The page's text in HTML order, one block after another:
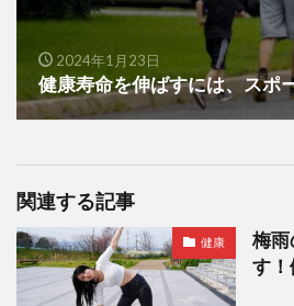
2024年1月23日
健康寿命を伸ばすには、スポ
関連する記事
健康
梅雨
す！